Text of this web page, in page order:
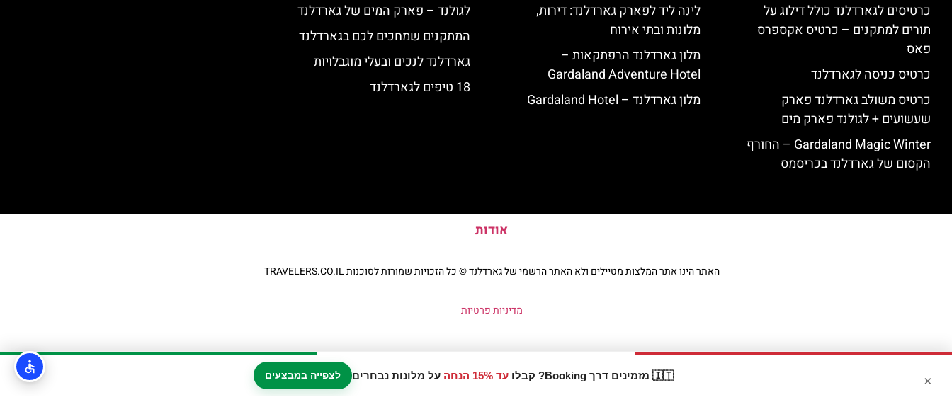
🇮🇹 מזמינים דרך Booking? קבלו עד 15% הנחה על מלונות נבחרים לצפייה במבצעים ×
כרטיסים לגארדלנד כולל דילוג על
תורים למתקנים – כרטיס אקספרס
פאס
כרטיס כניסה לגארדלנד
כרטיס משולב גארדלנד פארק
שעשועים + לגולנד פארק מים
Gardaland Magic Winter – החורף
הקסום של גארדלנד בכריסמס
לינה ליד לפארק גארדלנד: דירות,
מלונות ובתי אירוח
מלון גארדלנד הרפתקאות –
Gardaland Adventure Hotel
מלון גארדלנד – Gardaland Hotel
לגולנד – פארק המים של גארדלנד
המתקנים שמחכים לכם בגארדלנד
גארדלנד לנכים ובעלי מוגבלויות
18 טיפים לגארדלנד
אודות
האתר הינו אתר המלצות מטיילים ולא האתר הרשמי של גארדלנד © כל הזכויות שמורות לסוכנות TRAVELERS.CO.IL
מדיניות פרטיות